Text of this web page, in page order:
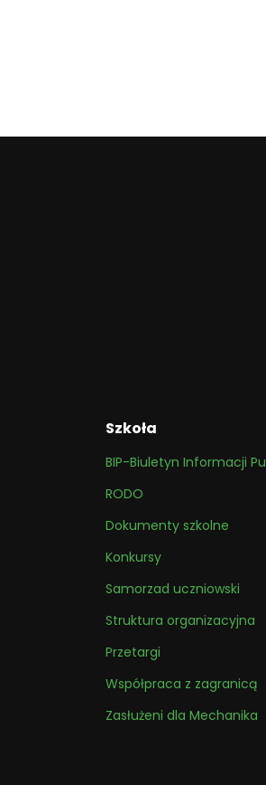
Szkoła
BIP-Biuletyn Informacji
RODO
Dokumenty szkolne
Konkursy
Samorzad uczniowski
Struktura organizacyjna
Przetargi
Współpraca z zagranicą
Zasłużeni dla Mechanika